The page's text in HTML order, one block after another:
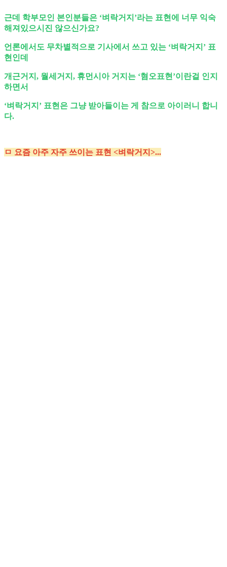
근데 학부모인 본인분들은 ‘벼락거지’라는 표현에 너무 익숙
해져있으시진 않으신가요?
언론에서도 무차별적으로 기사에서 쓰고 있는 ‘벼락거지’ 표
현인데
개근거지, 월세거지, 휴먼시아 거지는 ‘혐오표현’이란걸 인지
하면서
‘벼락거지’ 표현은 그냥 받아들이는 게 참으로 아이러니 합니
다.
ㅁ 요즘 아주 자주 쓰이는 표현 <벼락거지>...